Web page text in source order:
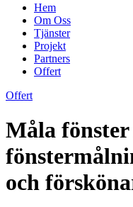
Hem
Om Oss
Tjänster
Projekt
Partners
Offert
Offert
Måla
och